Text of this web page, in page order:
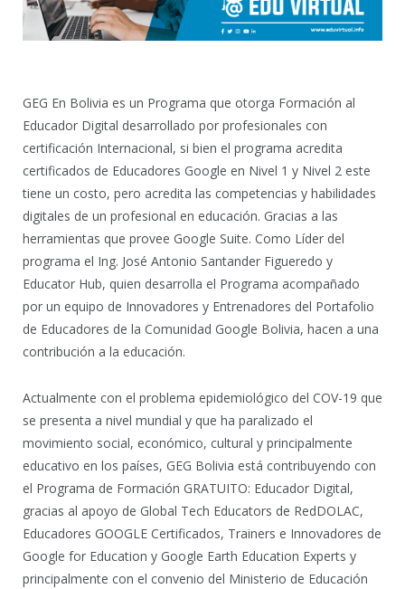
GEG En Bolivia es un Programa que otorga Formación al
Educador Digital desarrollado por profesionales con
certificación Internacional, si bien el programa acredita
certificados de Educadores Google en Nivel 1 y Nivel 2 este
tiene un costo, pero acredita las competencias y habilidades
digitales de un profesional en educación. Gracias a las
herramientas que provee Google Suite. Como Líder del
programa el Ing. José Antonio Santander Figueredo y
Educator Hub, quien desarrolla el Programa acompañado
por un equipo de Innovadores y Entrenadores del Portafolio
de Educadores de la Comunidad Google Bolivia, hacen a una
contribución a la educación.
Actualmente con el problema epidemiológico del COV-19 que
se presenta a nivel mundial y que ha paralizado el
movimiento social, económico, cultural y principalmente
educativo en los países, GEG Bolivia está contribuyendo con
el Programa de Formación GRATUITO: Educador Digital,
gracias al apoyo de Global Tech Educators de RedDOLAC,
Educadores GOOGLE Certificados, Trainers e Innovadores de
Google for Education y Google Earth Education Experts y
principalmente con el convenio del Ministerio de Educación